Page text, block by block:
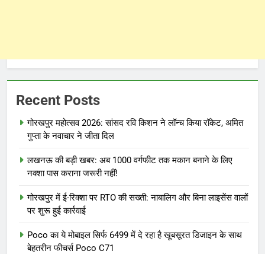
Recent Posts
गोरखपुर महोत्सव 2026: सांसद रवि किशन ने लॉन्च किया रॉकेट, अमित
गुप्ता के नवाचार ने जीता दिल
लखनऊ की बड़ी खबर: अब 1000 वर्गफीट तक मकान बनाने के लिए
नक्शा पास कराना जरूरी नहीं!
गोरखपुर में ई-रिक्शा पर RTO की सख्ती: नाबालिग और बिना लाइसेंस वालों
पर शुरू हुई कार्रवाई
Poco का ये मोबाइल सिर्फ 6499 में दे रहा है खूबसूरत डिजाइन के साथ
बेहतरीन फीचर्स Poco C71